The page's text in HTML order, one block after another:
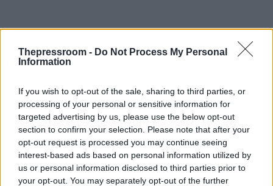
Thepressroom - Do Not Process My Personal
Information
If you wish to opt-out of the sale, sharing to third parties, or
processing of your personal or sensitive information for
targeted advertising by us, please use the below opt-out
section to confirm your selection. Please note that after your
opt-out request is processed you may continue seeing
interest-based ads based on personal information utilized by
us or personal information disclosed to third parties prior to
your opt-out. You may separately opt-out of the further